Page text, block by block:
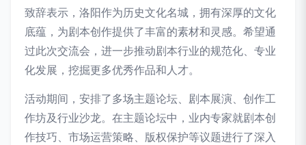
致辞表示，洛阳作为历史文化名城，拥有深厚的文化
底蕴，为剧本创作提供了丰富的素材和灵感。希望通
过此次交流会，进一步推动剧本行业的规范化、专业
化发展，挖掘更多优秀作品和人才。
活动期间，安排了多场主题论坛、剧本展演、创作工
作坊及行业沙龙。在主题论坛中，业内专家就剧本创
作技巧、市场运营策略、版权保护等议题进行了深入